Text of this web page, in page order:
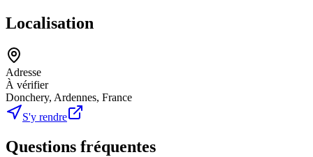
Localisation
Adresse
À vérifier
Donchery, Ardennes, France
S'y rendre
Questions fréquentes